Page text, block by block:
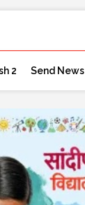
2 Send News